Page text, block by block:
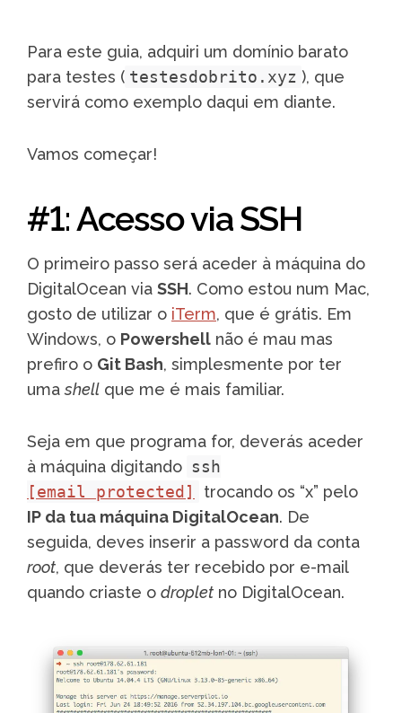
Para este guia, adquiri um domínio barato
para testes ( testesdobrito.xyz ), que
servirá como exemplo daqui em diante.
Vamos começar!
#1: Acesso via SSH
O primeiro passo será aceder à máquina do
DigitalOcean via SSH. Como estou num Mac,
gosto de utilizar o iTerm, que é grátis. Em
Windows, o Powershell não é mau mas
prefiro o Git Bash, simplesmente por ter
umashell que me é mais familiar.
Seja em que programa for, deverás aceder
à máquina digitando ssh
[email protected]
trocando os “x” pelo
IP da tua máquina DigitalOcean. De
seguida, deves inserir a password da conta
root, que deverás ter recebido por e-mail
quando criaste o droplet no DigitalOcean.